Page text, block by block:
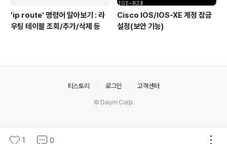
'ip route' 명령어 알아보기 : 라
우팅 테이블 조회/추가/삭제 등
Cisco IOS/IOS-XE 계정 잠금
설정(보안 기능)
1 0
티스토리 로그인 고객센터
© Daum Corp.